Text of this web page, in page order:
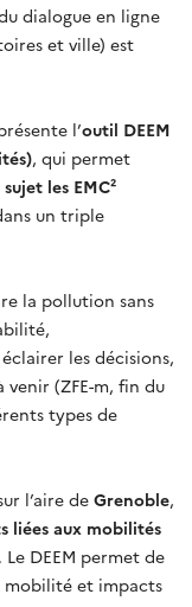
dialogue en ligne
et ville) est
l’outil DEEM
, qui permet
les EMC²
un triple
la pollution sans
les décisions,
(ZFE-m, fin du
types de
l’aire de Grenoble,
liées aux mobilités
. Le DEEM permet de
et impacts